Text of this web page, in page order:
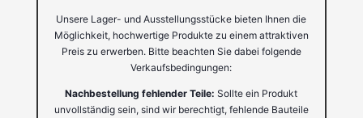
Unsere Lager- und Ausstellungsstücke bieten Ihnen die
Möglichkeit, hochwertige Produkte zu einem attraktiven
Preis zu erwerben. Bitte beachten Sie dabei folgende
Verkaufsbedingungen:
Nachbestellung fehlender Teile: Sollte ein Produkt
unvollständig sein, sind wir berechtigt, fehlende Bauteile